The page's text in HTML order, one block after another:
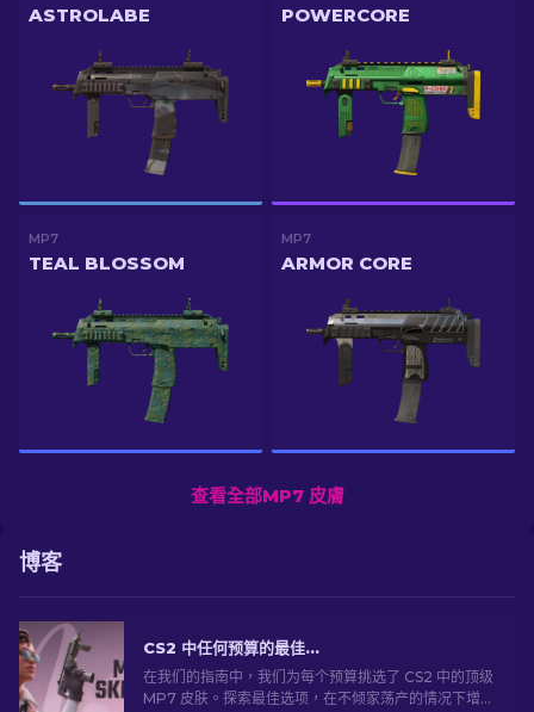
ASTROLABE POWERCORE
MP7
TEAL BLOSSOM
MP7
ARMOR CORE
查看全部MP7 皮膚
博客
CS2 中任何预算的最佳 MP7 皮肤 [2026]
在我们的指南中，我们为每个预算挑选了 CS2 中的顶级
MP7 皮肤。探索最佳选项，在不倾家荡产的情况下增强